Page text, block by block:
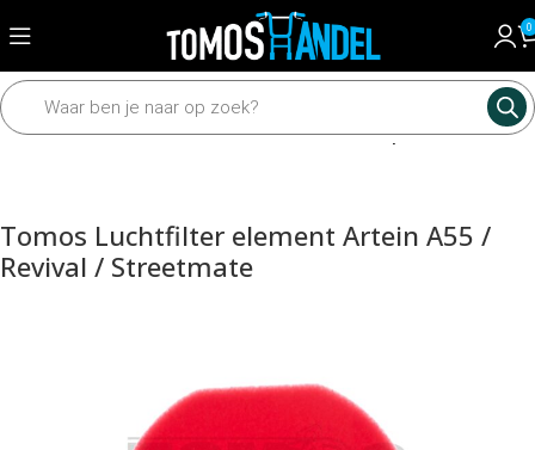
0
Home Motordelen Carburateur Luchtfilter en powerfilter
Tomos Luchtfilter element Artein A55 /
Revival / Streetmate